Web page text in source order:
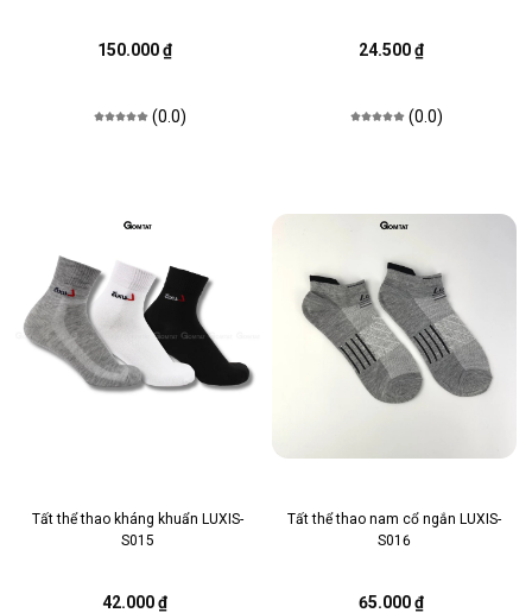
150.000 ₫
(0.0)
24.500 ₫
(0.0)
Tất thể thao kháng khuẩn LUXIS-
S015
42.000 ₫
Tất thể thao nam cổ ngắn LUXIS-
S016
65.000 ₫